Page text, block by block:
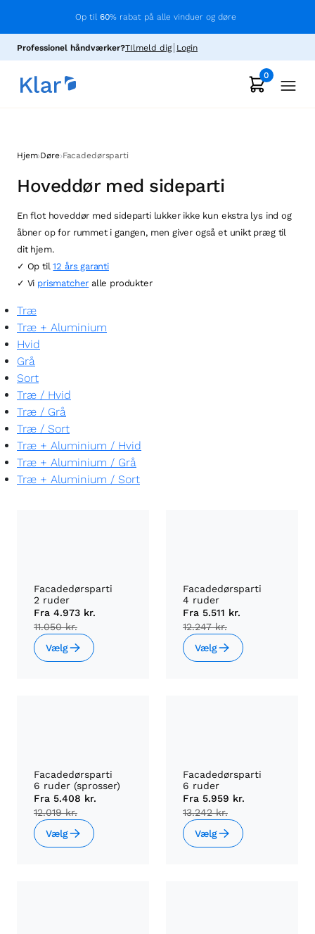
Op til 60% rabat på alle vinduer og døre
Professionel håndværker?TIlmeld dig Login
0
Hjem›Døre›Facadedørsparti
Hoveddør med sideparti
En flot hoveddør med sideparti lukker ikke kun ekstra lys ind og
åbner op for rummet i gangen, men giver også et unikt præg til
dit hjem.
✓ Op til12 års garanti
✓ Vi prismatcher alle produkter
Træ
Træ + Aluminium
Hvid
Grå
Sort
Træ / Hvid
Træ / Grå
Træ / Sort
Træ + Aluminium / Hvid
Træ + Aluminium / Grå
Træ + Aluminium / Sort
Facadedørsparti
2 ruder
Fra 4.973 kr.
11.050 kr.
Vælg
Facadedørsparti
4 ruder
Fra 5.511 kr.
12.247 kr.
Vælg
Facadedørsparti
6 ruder (sprosser)
Fra 5.408 kr.
12.019 kr.
Vælg
Facadedørsparti
6 ruder
Fra 5.959 kr.
13.242 kr.
Vælg